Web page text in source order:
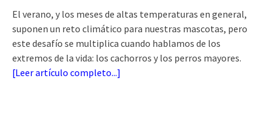
El verano, y los meses de altas temperaturas en general,
suponen un reto climático para nuestras mascotas, pero
este desafío se multiplica cuando hablamos de los
extremos de la vida: los cachorros y los perros mayores.
[Leer artículo completo...]